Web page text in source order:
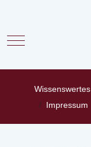
Mobile Menu Toggle
Wissenswertes
Impressum